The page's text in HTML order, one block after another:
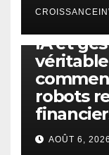
IA et
robots
AOÛT 6, 2026